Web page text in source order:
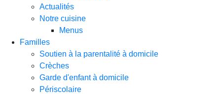
Actualités
Notre cuisine
Menus
Familles
Soutien à la parentalité à domicile
Crèches
Garde d'enfant à domicile
Périscolaire